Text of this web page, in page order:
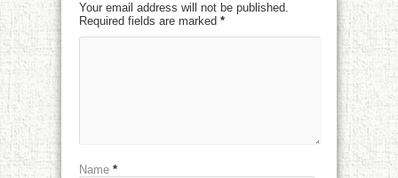
Your email address will not be published.
Required fields are marked *
Name *